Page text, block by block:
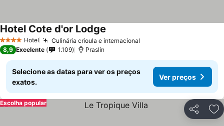
4 EstrelasHotel Culinária crioula e internacional
Hotel Cote d'or Lodge
8,9 Excelente 1.109 Praslin
Selecione as datas para ver os preços
exatos.
Ver preços
Partilhar
Escolha popular